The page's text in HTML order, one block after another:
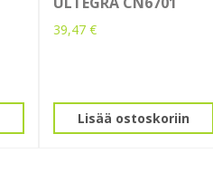
39,47 €
Lisää ostoskoriin